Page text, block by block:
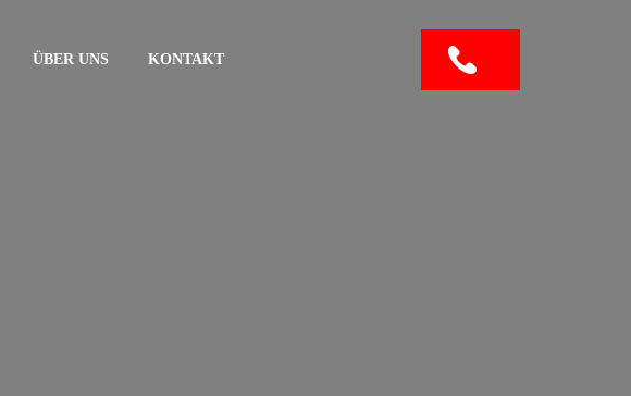
ÜBER UNS KONTAKT